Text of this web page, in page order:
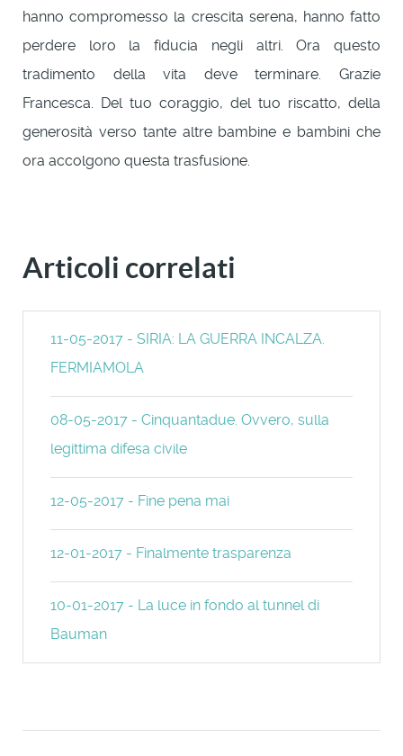
hanno compromesso la crescita serena, hanno fatto
perdere loro la fiducia negli altri. Ora questo
tradimento della vita deve terminare. Grazie
Francesca. Del tuo coraggio, del tuo riscatto, della
generosità verso tante altre bambine e bambini che
ora accolgono questa trasfusione.
Articoli correlati
11-05-2017 - SIRIA: LA GUERRA INCALZA.
FERMIAMOLA
08-05-2017 - Cinquantadue. Ovvero, sulla
legittima difesa civile
12-05-2017 - Fine pena mai
12-01-2017 - Finalmente trasparenza
10-01-2017 - La luce in fondo al tunnel di
Bauman